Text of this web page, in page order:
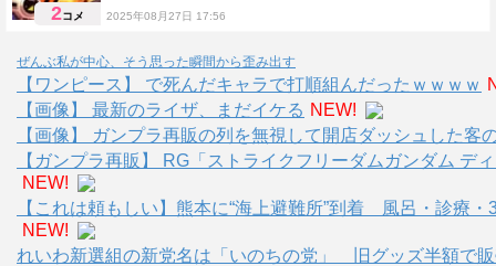
2コメ 2025年08月27日 17:56
ぜんぶ私が中心、そう思った瞬間から歪み出す
【ワンピース】 で死んだキャラで打順組んだったｗｗｗｗ
【画像】 最新のライザ、まだイケる NEW!
【画像】 ガンプラ再販の列を無視して開店ダッシュした客
【ガンプラ再販】 RG「ストライクフリーダムガンダム デ
NEW!
【これは頼もしい】熊本に“海上避難所”到着 風呂・診療
NEW!
れいわ新選組の新党名は「いのちの党」 旧グッズ半額で